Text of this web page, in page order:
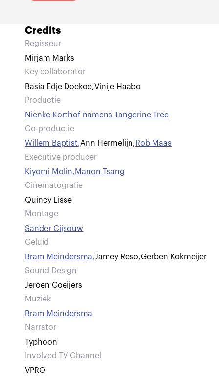
Credits
Regisseur
Mirjam Marks
Key collaborator
Basia Edje Doekoe,Vinije Haabo
Productie
Nienke Korthof namens Tangerine Tree
Co-productie
Willem Baptist,Ann Hermelijn,Rob Maas
Executive producer
Kiyomi Molin,Manon Tsang
Cinematografie
Quincy Lisse
Montage
Sander Cijsouw
Geluid
Bram Meindersma,Jamey Reso,Gerben Kokmeijer
Sound Design
Jeroen Goeijers
Muziek
Bram Meindersma
Narrator
Typhoon
Involved TV Channel
VPRO